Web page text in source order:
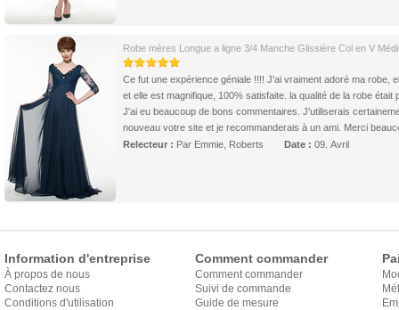
Robe mères Longue a ligne 3/4 Manche Glissière Col en V
Ce fut une expérience géniale !!!! J'ai vraiment adoré ma robe,
et elle est magnifique, 100% satisfaite. la qualité de la robe était
J'ai eu beaucoup de bons commentaires. J'utiliserais
nouveau votre site et je recommanderais à un ami. Merci
Relecteur : Par Emmie, Roberts Date : 09. Avril
Information d'entreprise
À propos de nous
Contactez nous
Conditions d'utilisation
Comment commander
Comment commander
Suivi de commande
Guide de mesure